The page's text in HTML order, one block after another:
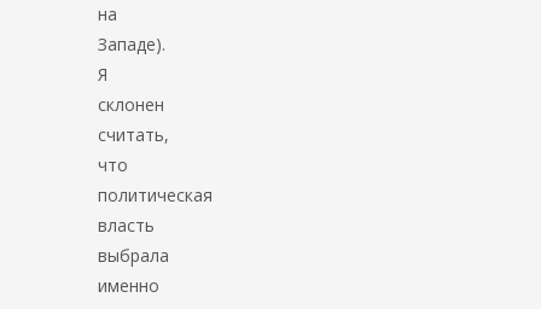
на
Западе).
Я
склонен
считать,
что
политическая
власть
выбрала
именно